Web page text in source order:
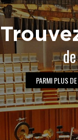
PARMI PLUS